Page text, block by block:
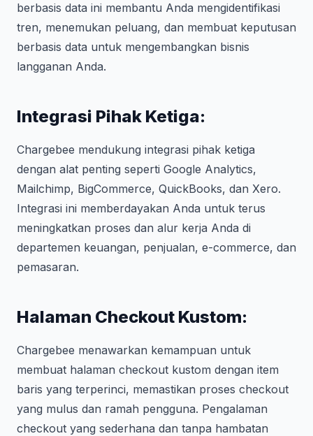
berbasis data ini membantu Anda mengidentifikasi
tren, menemukan peluang, dan membuat keputusan
berbasis data untuk mengembangkan bisnis
langganan Anda.
Integrasi Pihak Ketiga:
Chargebee mendukung integrasi pihak ketiga
dengan alat penting seperti Google Analytics,
Mailchimp, BigCommerce, QuickBooks, dan Xero.
Integrasi ini memberdayakan Anda untuk terus
meningkatkan proses dan alur kerja Anda di
departemen keuangan, penjualan, e-commerce, dan
pemasaran.
Halaman Checkout Kustom:
Chargebee menawarkan kemampuan untuk
membuat halaman checkout kustom dengan item
baris yang terperinci, memastikan proses checkout
yang mulus dan ramah pengguna. Pengalaman
checkout yang sederhana dan tanpa hambatan